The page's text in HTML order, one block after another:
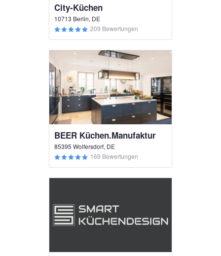
City-Küchen
10713 Berlin, DE
209 Bewertungen
BEER Küchen.Manufaktur
85395 Wolfersdorf, DE
169 Bewertungen